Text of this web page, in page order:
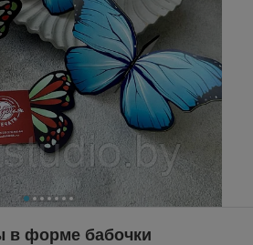
в форме бабочки